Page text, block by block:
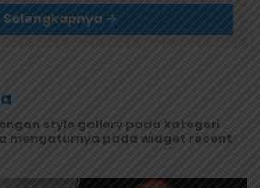
Selengkapnya
style gallery pada kategori
mengaturnya pada widget recent